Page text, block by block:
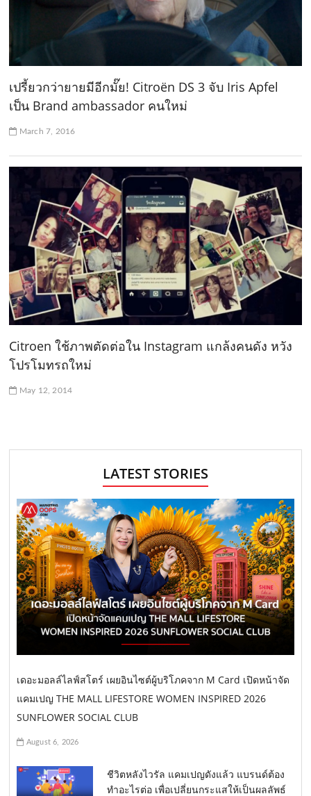
เปรี้ยวกว่ายายมีอีกมั๊ย! Citroën DS 3 จับ Iris Apfel
เป็น Brand ambassador คนใหม่
March 7, 2016
Citroen ใช้ภาพตัดต่อใน Instagram แกล้งคนดัง หวัง
โปรโมทรถใหม่
May 12, 2014
LATEST STORIES
เดอะมอลล์ไลฟ์สโตร์ เผยอินไซต์ผู้บริโภคจาก M Card เปิดหน้าจัด
แคมเปญ THE MALL LIFESTORE WOMEN INSPIRED 2026
SUNFLOWER SOCIAL CLUB
August 6, 2026
ชีวิตหลังไวรัล แคมเปญดังแล้ว แบรนด์ต้อง
ทำอะไรต่อ เพื่อเปลี่ยนกระแสให้เป็นผลลัพธ์